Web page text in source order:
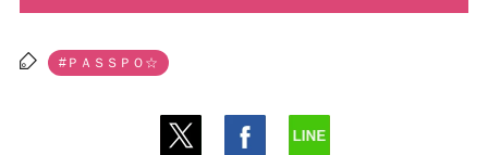
#ＰＡＳＳＰＯ☆